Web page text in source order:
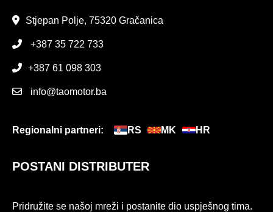
Stjepan Polje, 75320 Gračanica
+387 35 722 733
+387 61 098 303
info@taomotor.ba
Regionalni partneri: RS MK HR
POSTANI DISTRIBUTER
Pridružite se našoj mreži i postanite dio uspješnog tima.